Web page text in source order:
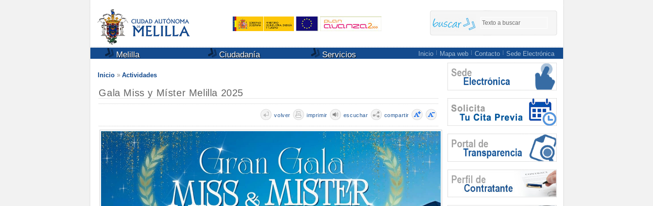
Melilla Ciudadanía Servicios Inicio Mapa web Contacto Sede Electrónica
Inicio Actividades
Gala Miss y Míster Melilla 2025
compartir
escuchar
imprimir
volver